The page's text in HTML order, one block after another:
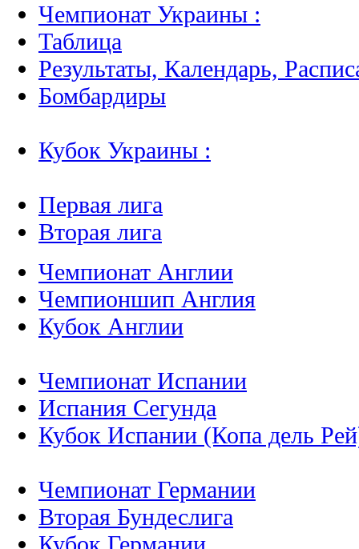
Чемпионат Украины :
Таблица
Результаты, Календарь,
Бомбардиры
Кубок Украины :
Первая лига
Вторая лига
Чемпионат Англии
Чемпионшип Англия
Кубок Англии
Чемпионат Испании
Испания Сегунда
Кубок Испании (Копа дель
Чемпионат Германии
Вторая Бундеслига